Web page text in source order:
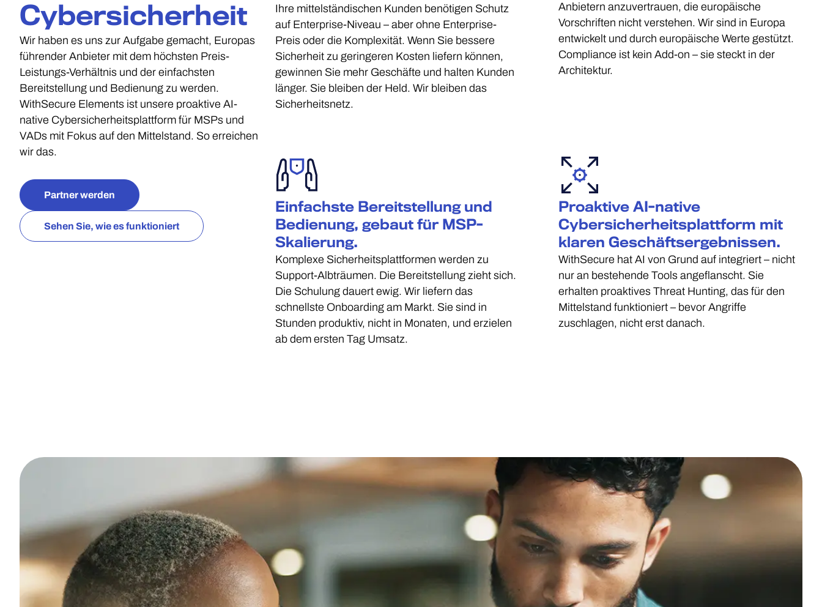
Cybersicherheit
Wir haben es uns zur Aufgabe gemacht, Europas
führender Anbieter mit dem höchsten Preis-
Leistungs-Verhältnis und der einfachsten
Bereitstellung und Bedienung zu werden.
WithSecure Elements ist unsere proaktive AI-
native Cybersicherheitsplattform für MSPs und
VADs mit Fokus auf den Mittelstand. So erreichen
wir das.
Partner werden
Sehen Sie, wie es funktioniert
Ihre mittelständischen Kunden benötigen Schutz
auf Enterprise-Niveau – aber ohne Enterprise-
Preis oder die Komplexität. Wenn Sie bessere
Sicherheit zu geringeren Kosten liefern können,
gewinnen Sie mehr Geschäfte und halten Kunden
länger. Sie bleiben der Held. Wir bleiben das
Sicherheitsnetz.
Anbietern anzuvertrauen, die europäische
Vorschriften nicht verstehen. Wir sind in Europa
entwickelt und durch europäische Werte gestützt.
Compliance ist kein Add-on – sie steckt in der
Architektur.
Einfachste Bereitstellung und
Bedienung, gebaut für MSP-
Skalierung.
Komplexe Sicherheitsplattformen werden zu
Support-Albträumen. Die Bereitstellung zieht sich.
Die Schulung dauert ewig. Wir liefern das
schnellste Onboarding am Markt. Sie sind in
Stunden produktiv, nicht in Monaten, und erzielen
ab dem ersten Tag Umsatz.
Proaktive AI-native
Cybersicherheitsplattform mit
klaren Geschäftsergebnissen.
WithSecure hat AI von Grund auf integriert – nicht
nur an bestehende Tools angeflanscht. Sie
erhalten proaktives Threat Hunting, das für den
Mittelstand funktioniert – bevor Angriffe
zuschlagen, nicht erst danach.